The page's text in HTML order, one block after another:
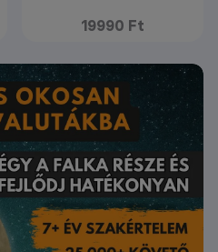
19990 Ft